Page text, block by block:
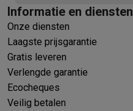
Informatie en diensten
Onze diensten
Laagste prijsgarantie
Gratis leveren
Verlengde garantie
Ecocheques
Veilig betalen